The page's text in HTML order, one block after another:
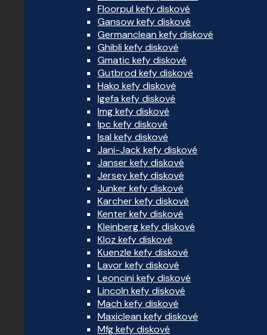
Floorpul kefy diskové
Gansow kefy diskové
Germanclean kefy diskové
Ghibli kefy diskové
Gmatic kefy diskové
Gutbrod kefy diskové
Hako kefy diskové
Igefa kefy diskové
Img kefy diskové
Ipc kefy diskové
Isal kefy diskové
Jani-Jack kefy diskové
Janser kefy diskové
Jersey kefy diskové
Junker kefy diskové
Karcher kefy diskové
Kenter kefy diskové
Kleinberg kefy diskové
Kloz kefy diskové
Kuenzle kefy diskové
Lavor kefy diskové
Leoncini kefy diskové
Lincoln kefy diskové
Mach kefy diskové
Maxiclean kefy diskové
Mfg kefy diskové